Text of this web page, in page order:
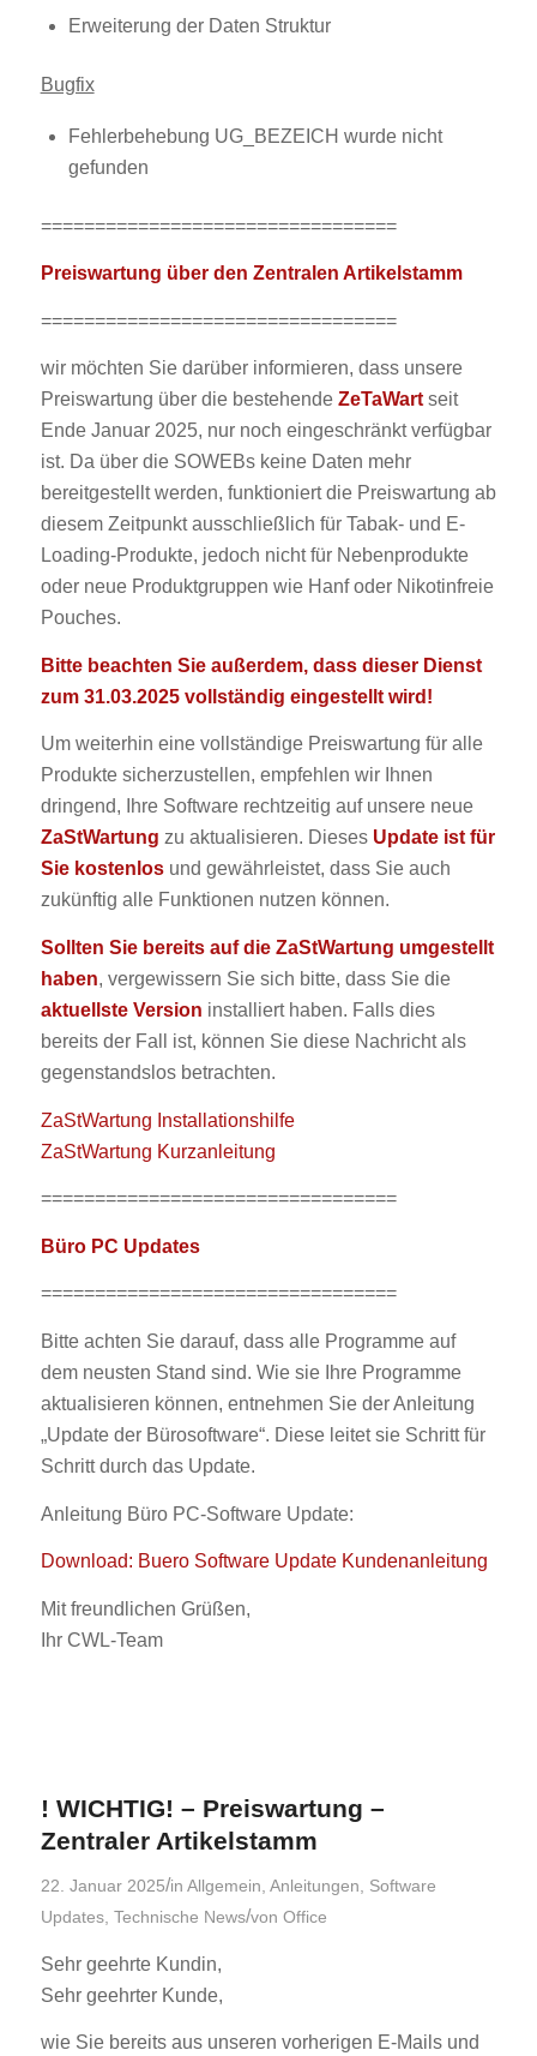
Erweiterung der Daten Struktur
Bugfix
Fehlerbehebung UG_BEZEICH wurde nicht
gefunden
=================================
Preiswartung über den Zentralen Artikelstamm
=================================
wir möchten Sie darüber informieren, dass unsere
Preiswartung über die bestehende ZeTaWartseit
Ende Januar 2025, nur noch eingeschränkt verfügbar
ist. Da über die SOWEBs keine Daten mehr
bereitgestellt werden, funktioniert die Preiswartung ab
diesem Zeitpunkt ausschließlich für Tabak- und E-
Loading-Produkte, jedoch nicht für Nebenprodukte
oder neue Produktgruppen wie Hanf oder Nikotinfreie
Pouches.
Bitte beachten Sie außerdem, dass dieser Dienst
zum 31.03.2025 vollständig eingestellt wird!
Um weiterhin eine vollständige Preiswartung für alle
Produkte sicherzustellen, empfehlen wir Ihnen
dringend, Ihre Software rechtzeitig auf unsere neue
ZaStWartung zu aktualisieren. Dieses Update ist für
Sie kostenlosund gewährleistet, dass Sie auch
zukünftig alle Funktionen nutzen können.
Sollten Sie bereits auf die ZaStWartung umgestellt
haben, vergewissern Sie sich bitte, dass Sie die
aktuellste Version installiert haben. Falls dies
bereits der Fall ist, können Sie diese Nachricht als
gegenstandslos betrachten.
ZaStWartung Installationshilfe
ZaStWartung Kurzanleitung
=================================
Büro PC Updates
=================================
Bitte achten Sie darauf, dass alle Programme auf
dem neusten Stand sind. Wie sie Ihre Programme
aktualisieren können, entnehmen Sie der Anleitung
„Update der Bürosoftware“. Diese leitet sie Schritt für
Schritt durch das Update.
Anleitung Büro PC-Software Update:
Download: Buero Software Update Kundenanleitung
Mit freundlichen Grüßen,
Ihr CWL-Team
! WICHTIG! – Preiswartung –
Zentraler Artikelstamm
22. Januar 2025/in Allgemein Anleitungen
Software
Updates, Technische News/von Office
Sehr geehrte Kundin,
Sehr geehrter Kunde,
wie Sie bereits aus unseren vorherigen E-Mails und